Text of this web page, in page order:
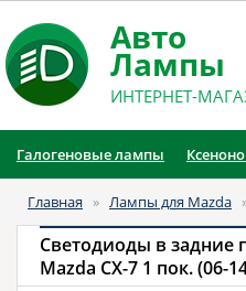
Авто
Лампы
ИНТЕРНЕТ-
Галогеновые лампы
Главная » Лампы для Mazda
Светодиоды в задние
Mazda CX-7 1 пок. (06-